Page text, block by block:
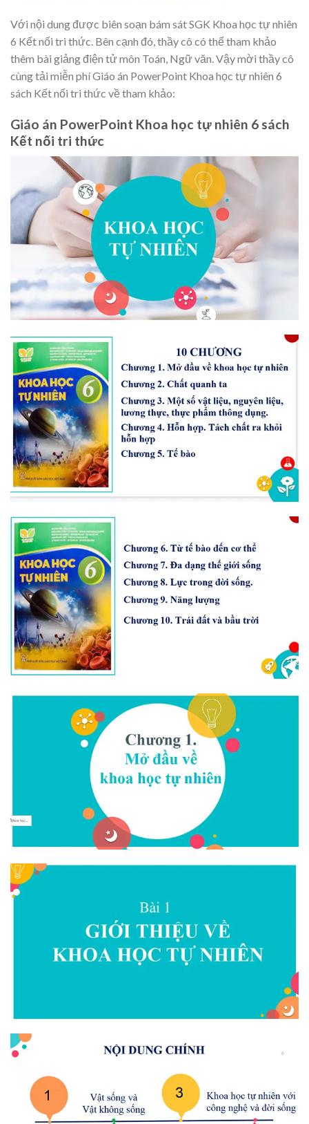
Với nội dung được biên soạn bám sát SGK Khoa học tự nhiên
6 Kết nối tri thức. Bên cạnh đó, thầy cô có thể tham khảo
thêm bài giảng điện tử môn Toán, Ngữ văn. Vậy mời thầy cô
cùng tải miễn phí Giáo án PowerPoint Khoa học tự nhiên 6
sách Kết nối tri thức về tham khảo:
Giáo án PowerPoint Khoa học tự nhiên 6 sách
Kết nối tri thức